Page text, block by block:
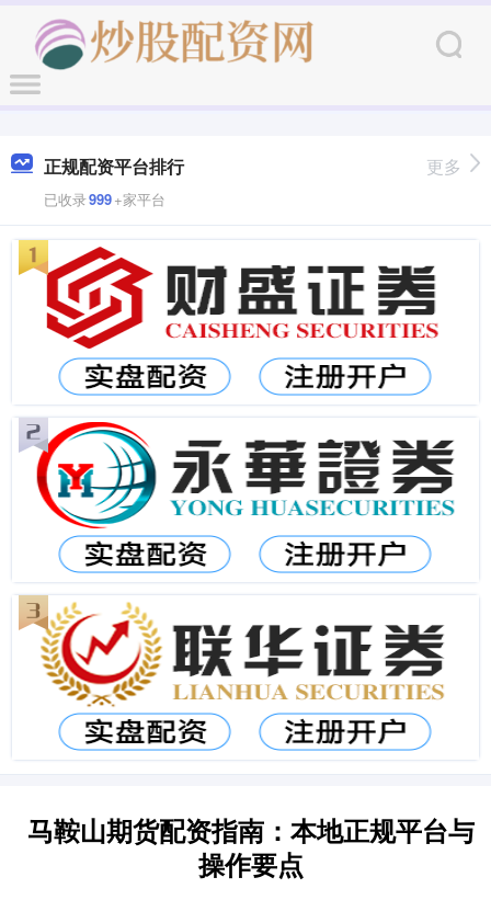
正规配资平台排行
已收录999+家平台
更多
马鞍山期货配资指南：本地正规平台与
操作要点